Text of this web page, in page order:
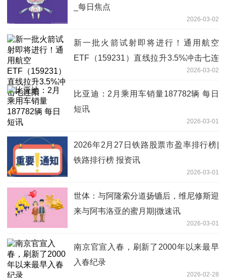
_每日焦点
2026-03-02
新一批火箭试射即将进行！通用航空
ETF（159231）直线拉升3.5%冲击七连
2026-03-02
比亚迪：2月乘用车销量187782辆 每日
短讯
2026-03-01
2026年2月27日铁路股票市盈率排行榜|
铁路排行榜 报资讯
2026-03-01
世体：与阿隆索分道扬镳后，维尼修斯迎
来与阿韦洛亚的蜜月期|微速讯
2026-03-01
南京官宣入春，刷新了2000年以来最早
入春纪录
2026-02-28